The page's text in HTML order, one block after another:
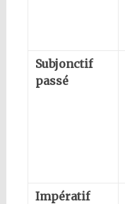
Subjonctif
passé
Impératif